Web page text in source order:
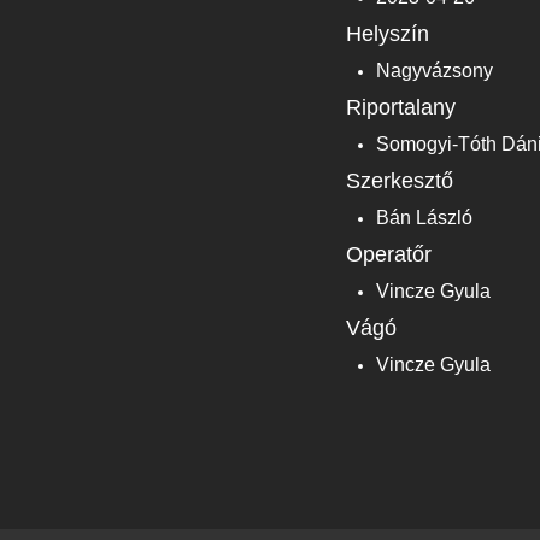
Helyszín
Nagyvázsony
Riportalany
Somogyi-Tóth
Szerkesztő
Bán László
Operatőr
Vincze Gyula
Vágó
Vincze Gyula